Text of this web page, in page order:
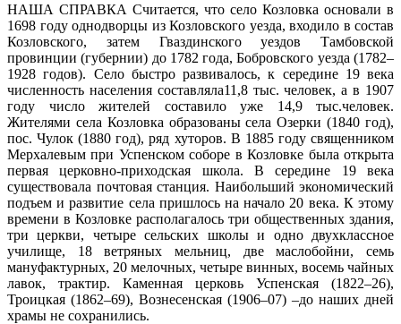
НАША СПРАВКА Считается, что село Козловка основали в
1698 году однодворцы из Козловского уезда, входило в состав
Козловского, затем Гваздинского уездов Тамбовской
провинции (губернии) до 1782 года, Бобровского уезда (1782–
1928 годов). Село быстро развивалось, к середине 19 века
численность населения составляла11,8 тыс. человек, а в 1907
году число жителей составило уже 14,9 тыс.человек.
Жителями села Козловка образованы села Озерки (1840 год),
пос. Чулок (1880 год), ряд хуторов. В 1885 году священником
Мерхалевым при Успенском соборе в Козловке была открыта
первая церковно-приходская школа. В середине 19 века
существовала почтовая станция. Наибольший экономический
подъем и развитие села пришлось на начало 20 века. К этому
времени в Козловке располагалось три общественных здания,
три церкви, четыре сельских школы и одно двухклассное
училище, 18 ветряных мельниц, две маслобойни, семь
мануфактурных, 20 мелочных, четыре винных, восемь чайных
лавок, трактир. Каменная церковь Успенская (1822–26),
Троицкая (1862–69), Вознесенская (1906–07) –до наших дней
храмы не сохранились.